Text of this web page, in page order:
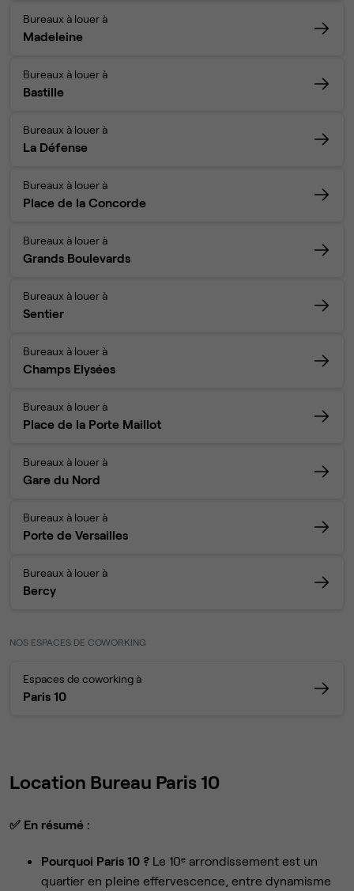
Bureaux à louer à
Madeleine
Bureaux à louer à
Bastille
Bureaux à louer à
La Défense
Bureaux à louer à
Place de la Concorde
Bureaux à louer à
Grands Boulevards
Bureaux à louer à
Sentier
Bureaux à louer à
Champs Elysées
Bureaux à louer à
Place de la Porte Maillot
Bureaux à louer à
Gare du Nord
Bureaux à louer à
Porte de Versailles
Bureaux à louer à
Bercy
NOS ESPACES DE COWORKING
Espaces de coworking à
Paris 10
Location Bureau Paris 10
✅ En résumé :
Pourquoi Paris 10 ? Le 10ᵉ arrondissement est un
quartier en pleine effervescence, entre dynamisme